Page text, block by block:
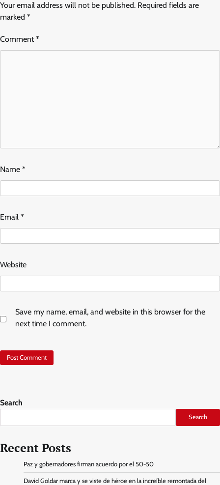
Your email address will not be published. Required fields are
marked *
Comment*
Name *
Email *
Website
Save my name, email, and website in this browser for the
next time I comment.
Search
Search
Recent Posts
Paz y gobernadores firman acuerdo por el 50-50
David Goldar marca y se viste de héroe en la increíble remontada del